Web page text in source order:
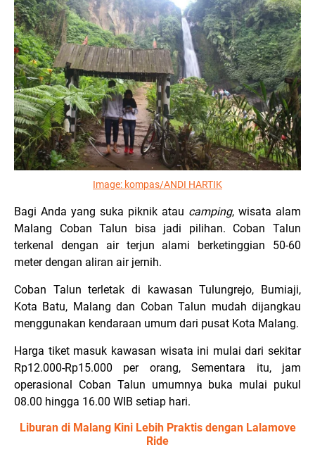
Image: kompas/ANDI HARTIK
Bagi Anda yang suka piknik atau camping, wisata alam
Malang Coban Talun bisa jadi pilihan. Coban Talun
terkenal dengan air terjun alami berketinggian 50-60
meter dengan aliran air jernih.
Coban Talun terletak di kawasan Tulungrejo, Bumiaji,
Kota Batu, Malang dan Coban Talun mudah dijangkau
menggunakan kendaraan umum dari pusat Kota Malang.
Harga tiket masuk kawasan wisata ini mulai dari sekitar
Rp12.000-Rp15.000 per orang, Sementara itu, jam
operasional Coban Talun umumnya buka mulai pukul
08.00 hingga 16.00 WIB setiap hari.
Liburan di Malang Kini Lebih Praktis dengan Lalamove
Ride